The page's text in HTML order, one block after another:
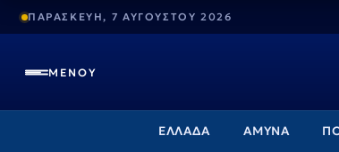
ΠΑΡΑΣΚΕΥΗ, 7 ΑΥΓΟΥΣΤΟΥ 2026
ΜΕΝΟΥ
ΕΛΛΑΔΑ ΑΜΥΝΑ